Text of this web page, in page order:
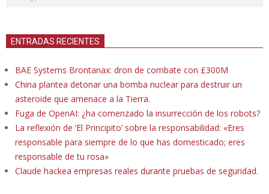
ENTRADAS RECIENTES
BAE Systems Brontanax: dron de combate con £300M
China plantea detonar una bomba nuclear para destruir un
asteroide que amenace a la Tierra.
Fuga de OpenAI: ¿ha comenzado la insurrección de los robots?
La reflexión de ‘El Principito’ sobre la responsabilidad: «Eres
responsable para siempre de lo que has domesticado; eres
responsable de tu rosa»
Claude hackea empresas reales durante pruebas de seguridad.